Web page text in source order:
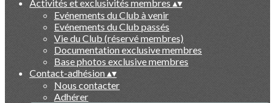
Activités et exclusivités membres ▴▾
Evénements du Club à venir
Evénements du Club passés
Vie du Club (réservé membres)
Documentation exclusive membres
Base photos exclusive membres
Contact-adhésion▴▾
Nous contacter
Adhérer